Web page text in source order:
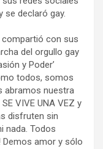
se declaró gay.
con sus
del orgullo gay
y Poder’
todos, somos
abramos nuestra
VIVE UNA VEZ y
disfruten sin
nada. Todos
Demos amor y sólo